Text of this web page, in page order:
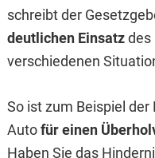
schreibt der
deutlichen Einsatzdes
verschiedenen
So ist zum Beispiel
Autofür einen
Haben Sie das